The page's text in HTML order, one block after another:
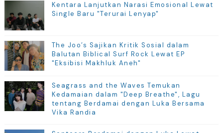
Kentara Lanjutkan Narasi Emosional Lewat
Single Baru "Terurai Lenyap"
The Joo’s Sajikan Kritik Sosial dalam
Balutan Biblical Surf Rock Lewat EP
"Eksibisi Makhluk Aneh"
Seagrass and the Waves Temukan
Kedamaian dalam "Deep Breathe", Lagu
tentang Berdamai dengan Luka Bersama
Vika Randia